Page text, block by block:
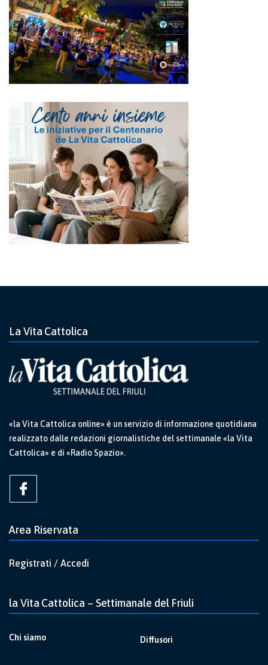
La Vita Cattolica
«la Vita Cattolica online» è un servizio di informazione quotidiana
realizzato dalle redazioni giornalistiche del settimanale «la Vita
Cattolica» e di «Radio Spazio».
Area Riservata
Registrati / Accedi
la Vita Cattolica – Settimanale del Friuli
Chi siamo Diffusori